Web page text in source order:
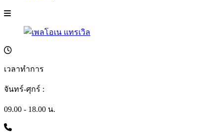
เวลาทำการ
จันทร์-ศุกร์ :
09.00 - 18.00 น.